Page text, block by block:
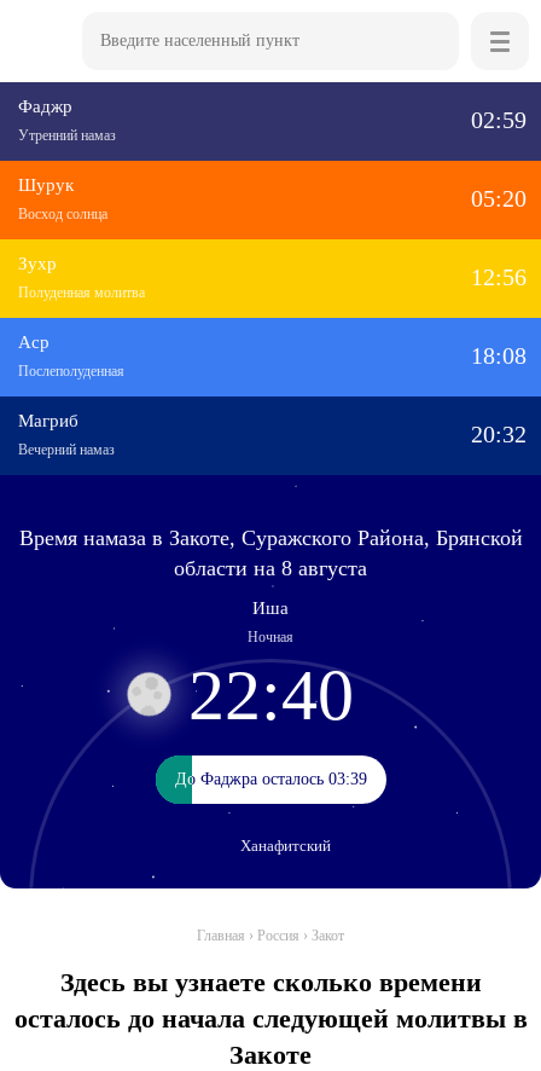
Фаджр
Утренний намаз
02:59
Шурук
Восход солнца
05:20
Зухр
Полуденная молитва
12:56
Аср
Послеполуденная
18:08
Магриб
Вечерний намаз
20:32
Ханафитский
Время намаза в Закоте, Суражского Района, Брянской
области на 8 августа
Иша
Ночная
22:40
До Фаджра осталось 03:39
До Фаджра осталось 03:39
Главная › Россия › Закот
Здесь вы узнаете сколько времени
осталось до начала следующей молитвы в
Закоте